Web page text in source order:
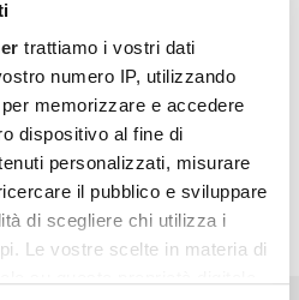
trattiamo i vostri dati
numero IP, utilizzando
memorizzare e accedere
dispositivo al fine di
personalizzati, misurare
il pubblico e sviluppare
di scegliere chi utilizza i
Le vostre scelte in materia di
meglio.
ANCHE TU